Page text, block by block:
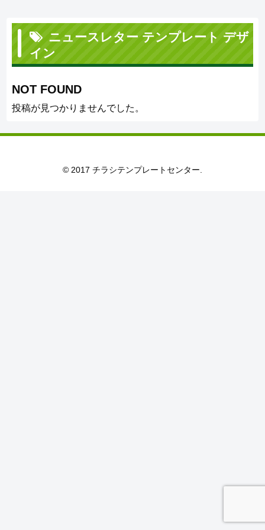
ニュースレター テンプレート デザ
イン
NOT FOUND
投稿が見つかりませんでした。
© 2017 チラシテンプレートセンター.